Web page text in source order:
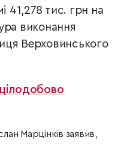
41,278 тис. грн на
виконання
Верховинського
Марцінків заявив,